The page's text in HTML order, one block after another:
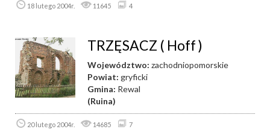
18 lutego 2004r. 11645 4
TRZĘSACZ ( Hoff )
Województwo: zachodniopomorskie
Powiat: gryficki
Gmina: Rewal
(Ruina)
20 lutego 2004r. 14685 7